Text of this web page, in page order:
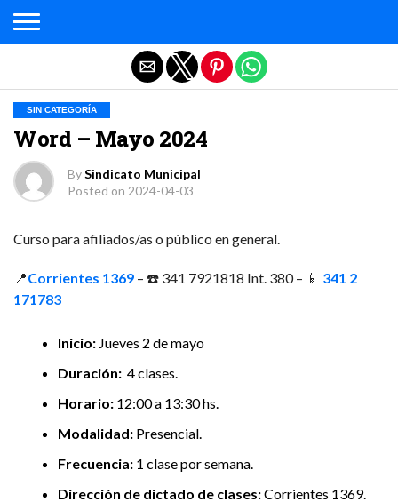
SIN CATEGORÍA
Word – Mayo 2024
BySindicato Municipal
Posted on 2024-04-03
Curso para afiliados/as o público en general.
📍Corrientes 1369 – ☎️ 341 7921818 Int. 380 – 📱 341 2
171783
Inicio: Jueves 2 de mayo
Duración: 4 clases.
Horario: 12:00 a 13:30 hs.
Modalidad: Presencial.
Frecuencia: 1 clase por semana.
Dirección de dictado de clases:Corrientes 1369.